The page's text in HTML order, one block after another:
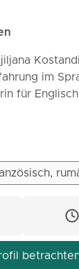
im
für
auch
als
auf die